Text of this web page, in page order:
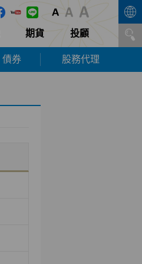
期貨 投顧
債券 股務代理